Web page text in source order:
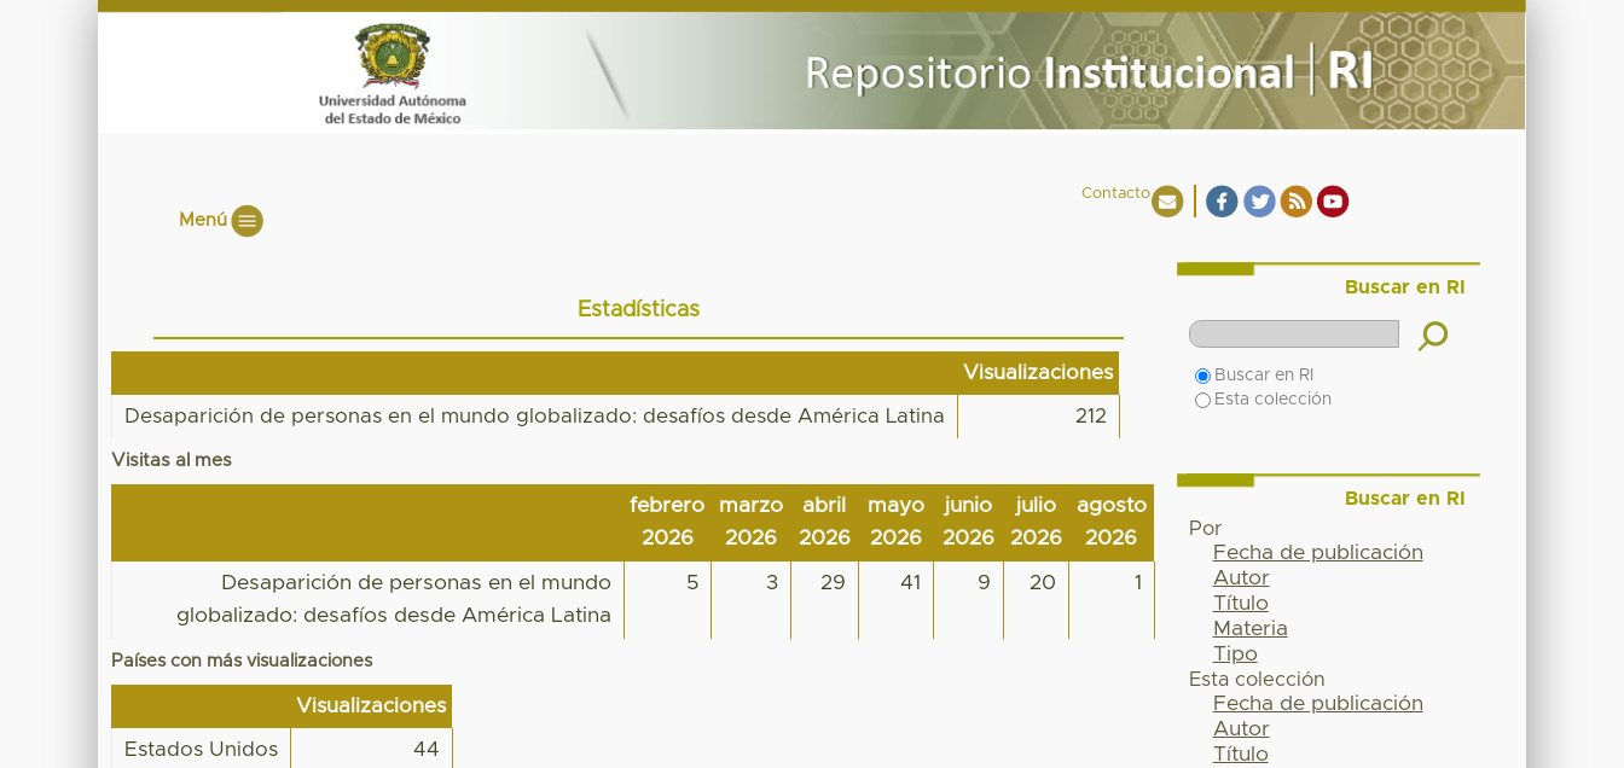
Contacto
Menú
Estadísticas
Visualizaciones
Desaparición de personas en el mundo globalizado: desafíos desde América Latina 212
Visitas al mes
febrero
2026
marzo
2026
abril
2026
mayo
2026
junio
2026
julio
2026
agosto
2026
Desaparición de personas en el mundo
globalizado: desafíos desde América Latina
5 3 29 41 9 20 1
Países con más visualizaciones
Visualizaciones
Estados Unidos 44
Buscar en RI
Buscar en RI
Esta colección
Buscar en RI
Por
Fecha de publicación
Autor
Título
Materia
Tipo
Esta colección
Fecha de publicación
Autor
Título